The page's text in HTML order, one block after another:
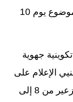
الوطنيين والدوليين المتدخلين في الموضوع يوم 10
جهوية
الإعلام على
مستوى جهة الرباط – سلا – زمور – زعير من 8 إلى